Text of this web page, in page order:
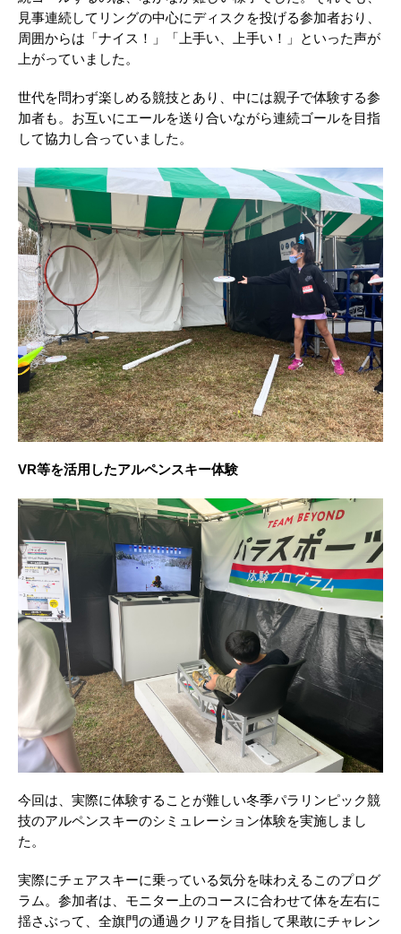
見事連続してリングの中心にディスクを投げる参加者おり、
周囲からは「ナイス！」「上手い、上手い！」といった声が
上がっていました。
世代を問わず楽しめる競技とあり、中には親子で体験する参
加者も。お互いにエールを送り合いながら連続ゴールを目指
して協力し合っていました。
VR等を活用したアルペンスキー体験
今回は、実際に体験することが難しい冬季パラリンピック競
技のアルペンスキーのシミュレーション体験を実施しまし
た。
実際にチェアスキーに乗っている気分を味わえるこのプログ
ラム。参加者は、モニター上のコースに合わせて体を左右に
揺さぶって、全旗門の通過クリアを目指して果敢にチャレン